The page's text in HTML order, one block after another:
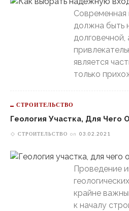
Современная
должна быть
долговечной,
является
только
СТРОИТЕЛЬСТВО
Геология Участка, Для Чего
СТРОИТЕЛЬСТВО on 03.02.2021
Проведение
крайне
к началу